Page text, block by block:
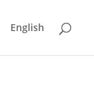
English